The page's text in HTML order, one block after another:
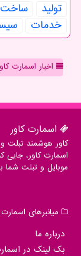
تولید ساخت
خدمات
اخبار اسمارت
اسمارت كاور
کاور هوشمند تبلت و
اسمارت کاور، جایی
موبایل و تبلت شما
میانبرهای اسمارت
درباره ما
بک لینک در